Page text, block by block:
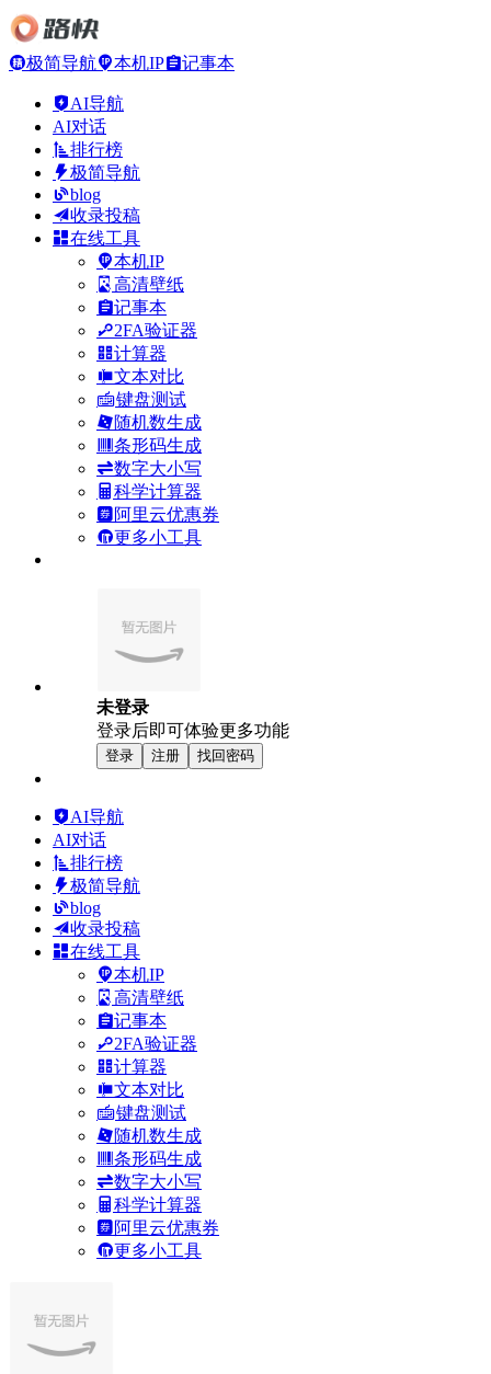
极简导航 本机IP 记事本
AI导航
AI对话
排行榜
极简导航
blog
收录投稿
在线工具
本机IP
高清壁纸
记事本
2FA验证器
计算器
文本对比
键盘测试
随机数生成
条形码生成
数字大小写
科学计算器
阿里云优惠券
更多小工具
未登录
登录后即可体验更多功能
登录 注册 找回密码
AI导航
AI对话
排行榜
极简导航
blog
收录投稿
在线工具
本机IP
高清壁纸
记事本
2FA验证器
计算器
文本对比
键盘测试
随机数生成
条形码生成
数字大小写
科学计算器
阿里云优惠券
更多小工具